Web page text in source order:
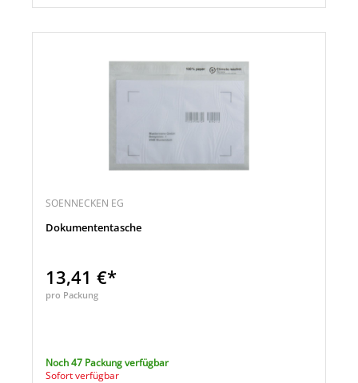
SOENNECKEN EG
Dokumententasche
13,41 €*
pro Packung
Noch 47 Packung verfügbar
Sofort verfügbar